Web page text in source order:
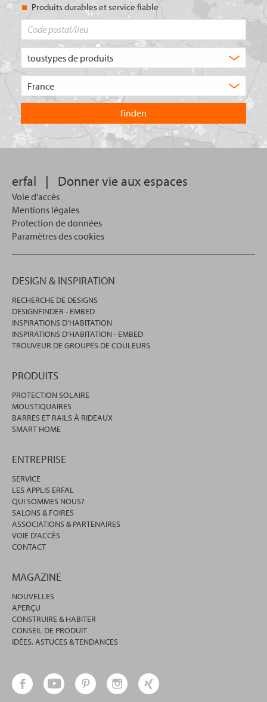
Produits durables et service fiable
de
recherchez-
vous
?
pays
dans
lequel
vous
souhaitez
recherche.
erfal | Donner vie aux espaces
Voie d'accès
Mentions légales
Protection de données
Paramètres des cookies
DESIGN & INSPIRATION
RECHERCHE DE DESIGNS
DESIGNFINDER - EMBED
INSPIRATIONS D'HABITATION
INSPIRATIONS D'HABITATION - EMBED
TROUVEUR DE GROUPES DE COULEURS
PRODUITS
PROTECTION SOLAIRE
MOUSTIQUAIRES
BARRES ET RAILS À RIDEAUX
SMART HOME
ENTREPRISE
SERVICE
LES APPLIS ERFAL
QUI SOMMES NOUS?
SALONS & FOIRES
ASSOCIATIONS & PARTENAIRES
VOIE D'ACCÈS
CONTACT
MAGAZINE
NOUVELLES
APERÇU
CONSTRUIRE & HABITER
CONSEIL DE PRODUIT
IDÉES, ASTUCES & TENDANCES